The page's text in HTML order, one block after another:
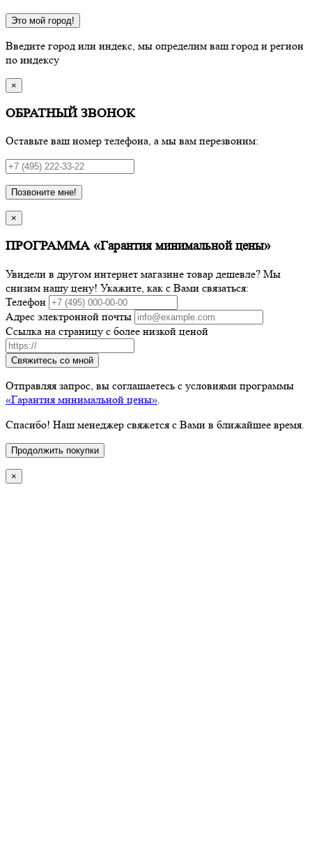
Это мой город!
Введите город или индекс, мы определим ваш город и регион
по индексу
×
ОБРАТНЫЙ ЗВОНОК
Оставьте ваш номер телефона, а мы вам перезвоним:
Позвоните мне!
×
ПРОГРАММА «Гарантия минимальной цены»
Увидели в другом интернет магазине товар дешевле? Мы
снизим нашу цену! Укажите, как с Вами связаться:
Телефон
Адрес электронной почты
Ссылка на страницу с более низкой ценой
Свяжитесь со мной
Отправляя запрос, вы соглашаетесь с условиями программы
«Гарантия минимальной цены»
Спасибо! Наш менеджер свяжется с Вами в ближайшее время.
Продолжить покупки
×